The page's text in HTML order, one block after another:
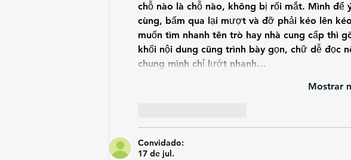
chỗ nào là chỗ nào, không bị rối mắt. Mình
cùng, bấm qua lại mượt và đỡ phải kéo lên
muốn tìm nhanh tên trò hay nhà cung cấp thì
khối nội dung cũng trình bày gọn, chữ dễ đọc
chung mình chỉ lướt nhanh…
Mostrar
Convidado:
17 de jul.